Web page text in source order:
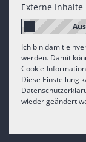
Externe Inhalte
Ich bin damit
werden. Damit
Cookie-
Diese Einstellung
wieder geändert